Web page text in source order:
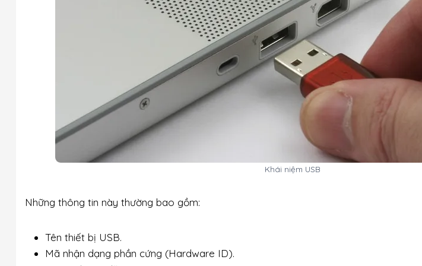
Khái niệm USB
Những thông tin này thường bao gồm:
Tên thiết bị USB.
Mã nhận dạng phần cứng (Hardware ID).